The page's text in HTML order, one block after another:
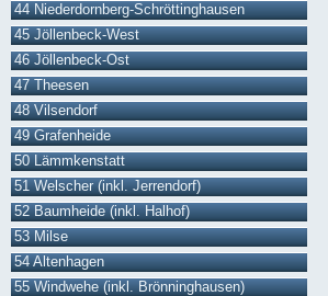
44 Niederdornberg-Schröttinghausen
45 Jöllenbeck-West
46 Jöllenbeck-Ost
47 Theesen
48 Vilsendorf
49 Grafenheide
50 Lämmkenstatt
51 Welscher (inkl. Jerrendorf)
52 Baumheide (inkl. Halhof)
53 Milse
54 Altenhagen
55 Windwehe (inkl. Brönninghausen)